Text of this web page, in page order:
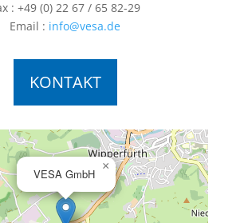
: +49 (0) 22 67 / 65 82-29
Email : info@vesa.de
KONTAKT
VESA GmbH
×